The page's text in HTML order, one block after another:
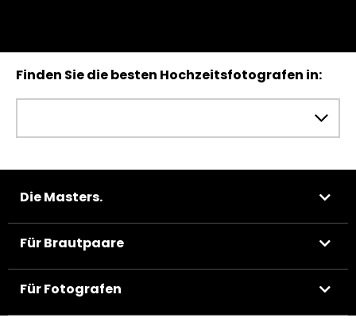
Finden Sie die besten Hochzeitsfotografen in:
Die Masters.
Für Brautpaare
Für Fotografen